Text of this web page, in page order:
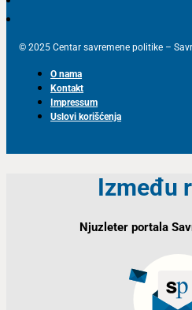
© 2025 Centar savremene politike –
O nama
Kontakt
Impressum
Uslovi korišćenja
Između
Njuzleter portala